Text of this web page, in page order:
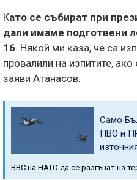
Като се събират при
дали имаме подготвени
16. Някой ми каза, че са
провалили на изпитите,
заяви Атанасов.
Само
ПВО и
ВВС на НАТО да се разгънат на